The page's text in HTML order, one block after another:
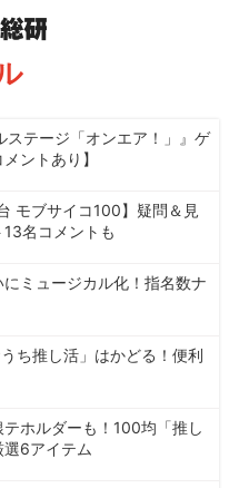
ステージ「オンエア！」』ゲ
ントあり】
モブサイコ100】疑問＆見
名コメントも
にミュージカル化！指名数ナ
ち推し活」はかどる！便利
テホルダーも！100均「推し
6アイテム